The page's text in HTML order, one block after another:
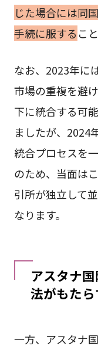
じた場合には同
手続に服する こ
なお、2023年に
市場の重複を避
下に統合する可
ましたが、2024
統合プロセスを
のため、当面は
引所が独立して
なります。
アスタナ
法がもた
一方、アスタナ